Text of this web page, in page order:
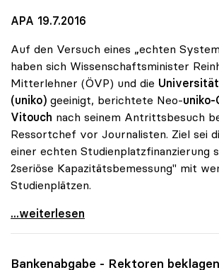
APA 19.7.2016
Auf den Versuch eines „echten
haben sich Wissenschaftsminister
Mitterlehner (ÖVP) und die
(uniko) geeinigt, berichtete Neo-
Vitouch nach seinem Antrittsbesuch
Ressortchef vor Journalisten. Ziel sei
einer echten Studienplatzfinanzierung
2seriöse Kapazitätsbemessung" mit
Studienplätzen.
Uni-Rektoren wollen weniger
...weiterlesen
Bankenabgabe - Rektoren